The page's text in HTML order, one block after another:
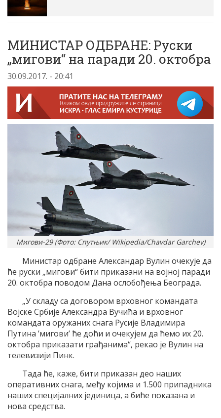
МИНИСТАР ОДБРАНЕ: Руски
„мигови“ на паради 20. октобра
30.09.2017. - 20:41
Мигови-29 (Фото: Спутњик/ Wikipedia/Chavdar Garchev)
Министар одбране Александар Вулин очекује да
ће руски „мигови“ бити приказани на војној паради
20. октобра поводом Дана ослобођења Београда.
„У складу са договором врховног командата
Војске Србије Александра Вучића и врховног
командата оружаних снага Русије Владимира
Путина ’мигови’ ће доћи и очекујем да ћемо их 20.
октобра приказати грађанима“, рекао је Вулин на
телевизији Пинк.
Тада ће, каже, бити приказан део наших
оперативних снага, међу којима и 1.500 припадника
наших специјалних јединица, а биће показана и
нова средства.